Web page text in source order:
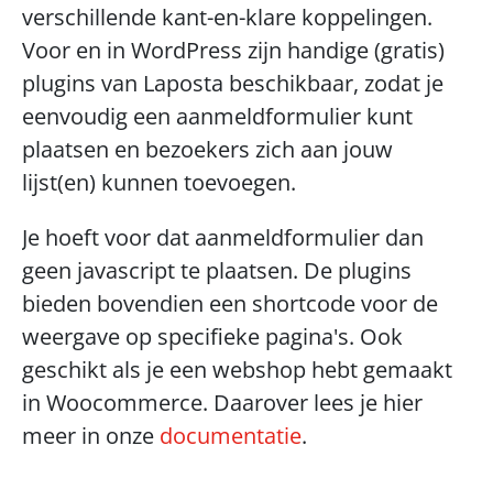
verschillende kant-en-klare koppelingen.
Voor en in WordPress zijn handige (gratis)
plugins van Laposta beschikbaar, zodat je
eenvoudig een aanmeldformulier kunt
plaatsen en bezoekers zich aan jouw
lijst(en) kunnen toevoegen.
Je hoeft voor dat aanmeldformulier dan
geen javascript te plaatsen. De plugins
bieden bovendien een shortcode voor de
weergave op specifieke pagina's. Ook
geschikt als je een webshop hebt gemaakt
in Woocommerce. Daarover lees je hier
meer in onze documentatie.